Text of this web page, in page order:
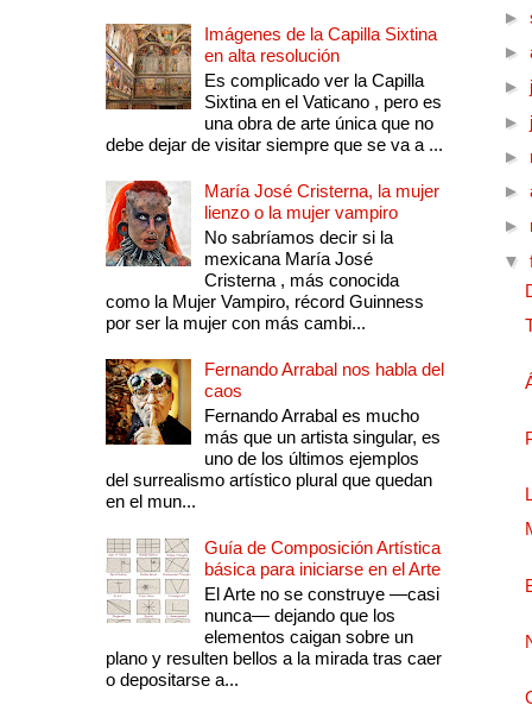
Imágenes de la Capilla Sixtina
en alta resolución
Es complicado ver la Capilla
Sixtina en el Vaticano , pero es
una obra de arte única que no
debe dejar de visitar siempre que se va a ...
María José Cristerna, la mujer
lienzo o la mujer vampiro
No sabríamos decir si la
mexicana María José
Cristerna , más conocida
como la Mujer Vampiro, récord Guinness
por ser la mujer con más cambi...
Fernando Arrabal nos habla del
caos
Fernando Arrabal es mucho
más que un artista singular, es
uno de los últimos ejemplos
del surrealismo artístico plural que quedan
en el mun...
Guía de Composición Artística
básica para iniciarse en el Arte
El Arte no se construye —casi
nunca— dejando que los
elementos caigan sobre un
plano y resulten bellos a la mirada tras caer
o depositarse a...
►
►
►
►
►
►
►
▼